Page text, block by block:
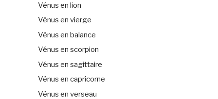
Vénus en lion
Vénus en vierge
Vénus en balance
Vénus en scorpion
Vénus en sagittaire
Vénus en capricorne
Vénus en verseau